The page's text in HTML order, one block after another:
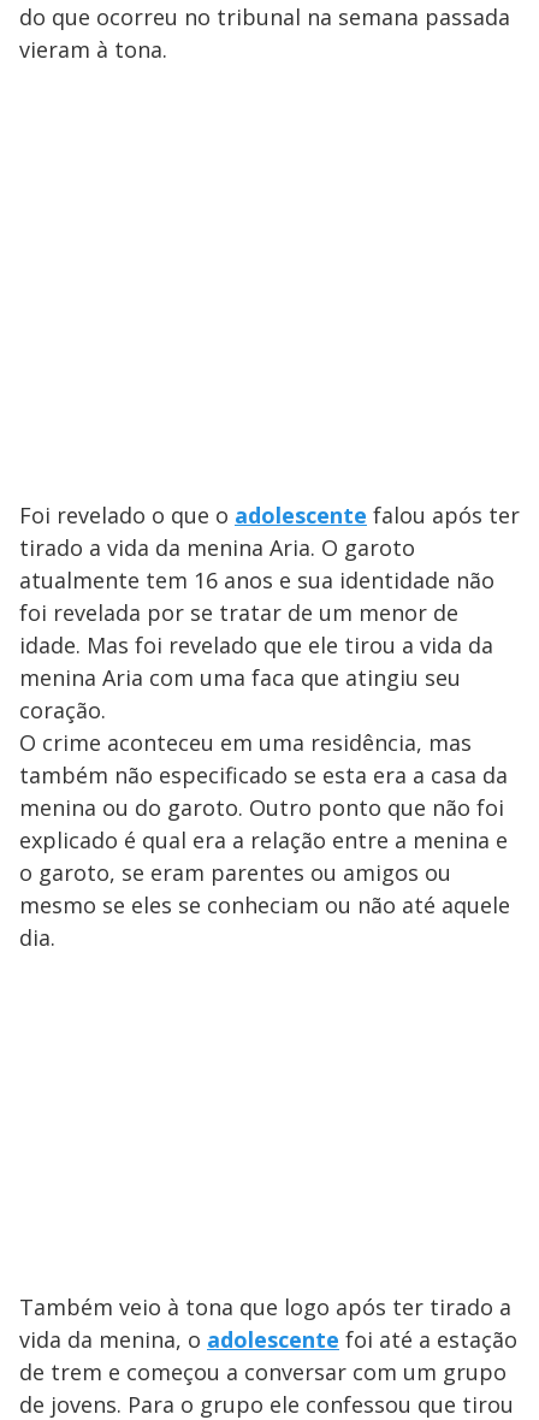
do que ocorreu no tribunal na semana passada
vieram à tona.
Foi revelado o que o adolescente falou após ter
tirado a vida da menina Aria. O garoto
atualmente tem 16 anos e sua identidade não
foi revelada por se tratar de um menor de
idade. Mas foi revelado que ele tirou a vida da
menina Aria com uma faca que atingiu seu
coração.
O crime aconteceu em uma residência, mas
também não especificado se esta era a casa da
menina ou do garoto. Outro ponto que não foi
explicado é qual era a relação entre a menina e
o garoto, se eram parentes ou amigos ou
mesmo se eles se conheciam ou não até aquele
dia.
Também veio à tona que logo após ter tirado a
vida da menina, o adolescente foi até a estação
de trem e começou a conversar com um grupo
de jovens. Para o grupo ele confessou que tirou